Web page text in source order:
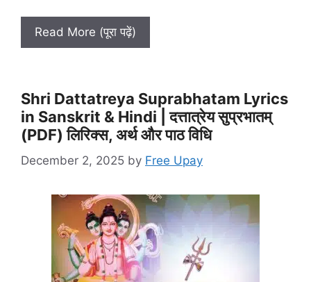
Read More (पूरा पढ़ें)
Shri Dattatreya Suprabhatam Lyrics
in Sanskrit & Hindi | दत्तात्रेय सुप्रभातम्
(PDF) लिरिक्स, अर्थ और पाठ विधि
December 2, 2025 by Free Upay